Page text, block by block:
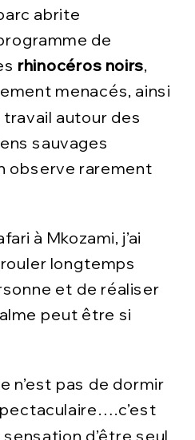
abrite
de
rhinocéros noirs,
menacés, ainsi
travail autour des
sauvages
observe rarement
à Mkozami, j’ai
longtemps
et de réaliser
peut être si
n’est pas de dormir
d’être seul